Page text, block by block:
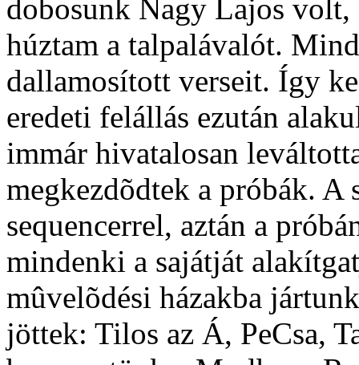
dobosunk Nagy Lajos volt,
húztam a talpalávalót.
dallamosított verseit. Így
eredeti felállás ezután
immár hivatalosan
megkezdõdtek a próbák. A
sequencerrel, aztán a
mindenki a sajátját
mûvelõdési házakba
jöttek: Tilos az Á, PeCsa,